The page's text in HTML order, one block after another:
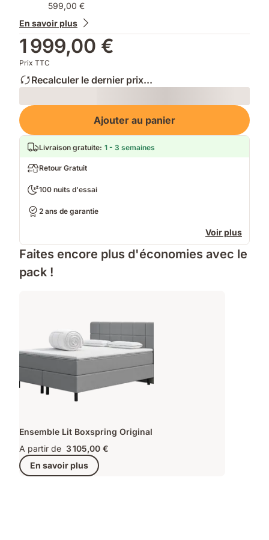
599,00 €
En savoir plus
1 999,00 €
Prix TTC
Recalculer le dernier prix...
Loading
Ajouter au panier
Livraison gratuite: 1 - 3 semaines
Retour Gratuit
100 nuits d'essai
2 ans de garantie
Voir plus
Faites encore plus d'économies avec le
pack !
Ensemble Lit Boxspring Original
A partir de 3 105,00 €
En savoir plus